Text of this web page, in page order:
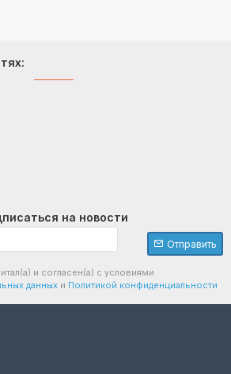
на новости
Отправить
и согласен(а) с условиями
данныхи Политикой конфиденциальности